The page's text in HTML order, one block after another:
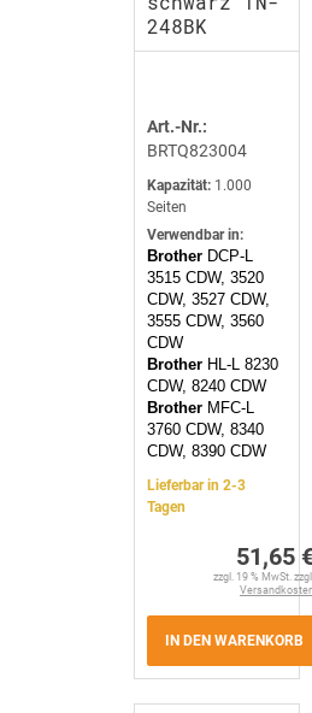
248BK
Art.-Nr.:
BRTQ823004
Kapazität: 1.000
Seiten
Verwendbar in:
Brother DCP-L
3515 CDW, 3520
CDW, 3527 CDW,
3555 CDW, 3560
CDW
Brother HL-L 8230
CDW, 8240 CDW
Brother MFC-L
3760 CDW, 8340
CDW, 8390 CDW
Lieferbar in 2-3
Tagen
51,65
zzgl. 19 % MwSt.
IN DEN WARENKORB